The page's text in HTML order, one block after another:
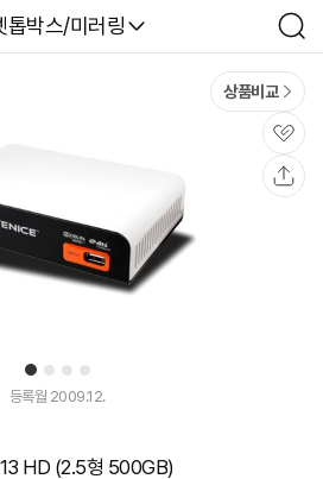
나와
톱박스/미러링
검
색
1 2 3 4
상품비교
관
심
등록월 2009.12.
HD (2.5형 500GB)